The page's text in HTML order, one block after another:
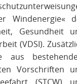
Windenergie«
Gesundheit
(VDSI).
aus
Vorschriften